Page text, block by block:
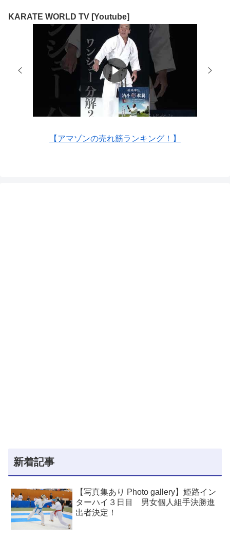
KARATE WORLD TV [Youtube]
【アマゾンの売れ筋ランキング！】
新着記事
【写真集あり Photo gallery】姫路イン
ターハイ３日目 男女個人組手決勝進
出者決定！